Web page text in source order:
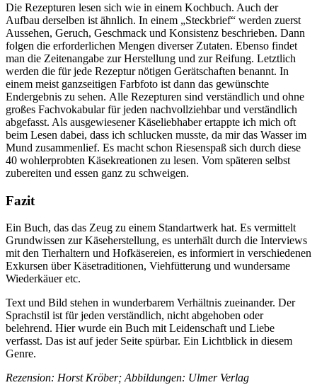
Die Rezepturen lesen sich wie in einem Kochbuch. Auch der
Aufbau derselben ist ähnlich. In einem „Steckbrief“ werden zuerst
Aussehen, Geruch, Geschmack und Konsistenz beschrieben. Dann
folgen die erforderlichen Mengen diverser Zutaten. Ebenso findet
man die Zeitenangabe zur Herstellung und zur Reifung. Letztlich
werden die für jede Rezeptur nötigen Gerätschaften benannt. In
einem meist ganzseitigen Farbfoto ist dann das gewünschte
Endergebnis zu sehen. Alle Rezepturen sind verständlich und ohne
großes Fachvokabular für jeden nachvollziehbar und verständlich
abgefasst. Als ausgewiesener Käseliebhaber ertappte ich mich oft
beim Lesen dabei, dass ich schlucken musste, da mir das Wasser im
Mund zusammenlief. Es macht schon Riesenspaß sich durch diese
40 wohlerprobten Käsekreationen zu lesen. Vom späteren selbst
zubereiten und essen ganz zu schweigen.
Fazit
Ein Buch, das das Zeug zu einem Standartwerk hat. Es vermittelt
Grundwissen zur Käseherstellung, es unterhält durch die Interviews
mit den Tierhaltern und Hofkäsereien, es informiert in verschiedenen
Exkursen über Käsetraditionen, Viehfütterung und wundersame
Wiederkäuer etc.
Text und Bild stehen in wunderbarem Verhältnis zueinander. Der
Sprachstil ist für jeden verständlich, nicht abgehoben oder
belehrend. Hier wurde ein Buch mit Leidenschaft und Liebe
verfasst. Das ist auf jeder Seite spürbar. Ein Lichtblick in diesem
Genre.
Rezension: Horst Kröber; Abbildungen: Ulmer Verlag